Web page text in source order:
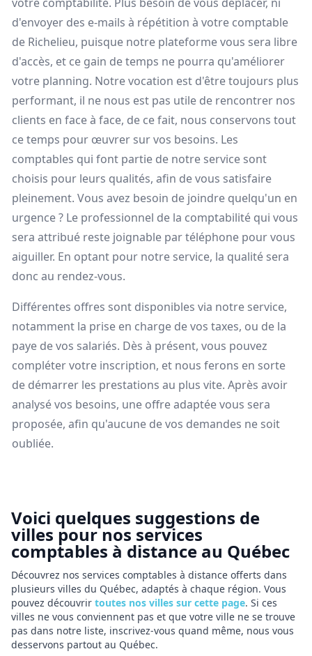
d'envoyer des e-mails à répétition à votre comptable
de Richelieu, puisque notre plateforme vous sera libre
d'accès, et ce gain de temps ne pourra qu'améliorer
votre planning. Notre vocation est d'être toujours plus
performant, il ne nous est pas utile de rencontrer nos
clients en face à face, de ce fait, nous conservons tout
ce temps pour œuvrer sur vos besoins. Les
comptables qui font partie de notre service sont
choisis pour leurs qualités, afin de vous satisfaire
pleinement. Vous avez besoin de joindre quelqu'un en
urgence ? Le professionnel de la comptabilité qui vous
sera attribué reste joignable par téléphone pour vous
aiguiller. En optant pour notre service, la qualité sera
donc au rendez-vous.
Différentes offres sont disponibles via notre service,
notamment la prise en charge de vos taxes, ou de la
paye de vos salariés. Dès à présent, vous pouvez
compléter votre inscription, et nous ferons en sorte
de démarrer les prestations au plus vite. Après avoir
analysé vos besoins, une offre adaptée vous sera
proposée, afin qu'aucune de vos demandes ne soit
oubliée.
Voici quelques suggestions de
villes pour nos services
comptables à distance au Québec
Découvrez nos services comptables à distance offerts dans
plusieurs villes du Québec, adaptés à chaque région. Vous
pouvez découvrir toutes nos villes sur cette page. Si ces
villes ne vous conviennent pas et que votre ville ne se trouve
pas dans notre liste, inscrivez-vous quand même, nous vous
desservons partout au Québec.